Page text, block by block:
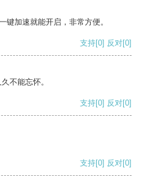
键加速就能开启，非常方便。
支持[0] 反对[0]
不能忘怀。
支持[0] 反对[0]
支持[0] 反对[0]